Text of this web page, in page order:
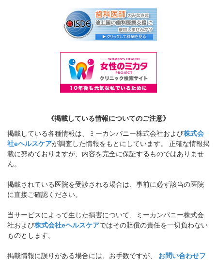
《掲載している情報についてのご注意》
掲載している各種情報は、ミーカンパニー株式会社および株式会
社eヘルスケアが調査した情報をもとにしています。 正確な情報掲
載に努めておりますが、内容を完全に保証するものではありませ
ん。
掲載されている医院を受診される場合は、事前に必ず該当の医院
に直接ご確認ください。
当サービスによって生じた損害について、ミーカンパニー株式会
社および株式会社eヘルスケアではその賠償の責任を一切負わない
ものとします。
掲載情報に誤りがある場合には、お手数ですが、 お問い合わせフ